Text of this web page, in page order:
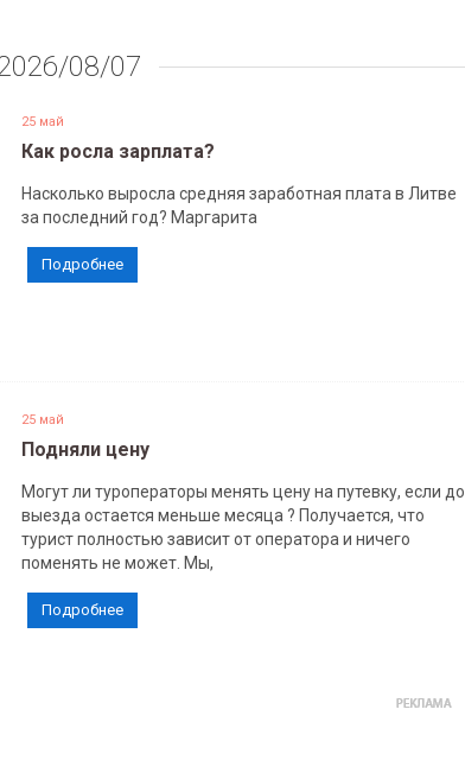
08/07
25 май
Как росла зарплата?
Насколько выросла средняя заработная плата в Литве
за последний год? Маргарита
Подробнее
25 май
Подняли цену
Могут ли туроператоры менять цену на путевку, если до
выезда остается меньше месяца ? Получается, что
турист полностью зависит от оператора и ничего
поменять не может. Мы,
Подробнее